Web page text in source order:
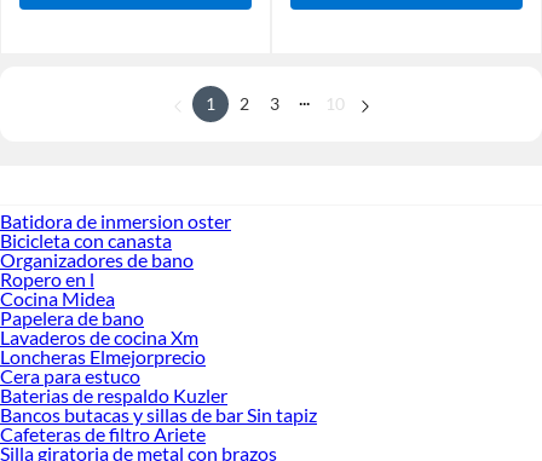
1 2 3 ... 10
Batidora de inmersion oster
Bicicleta con canasta
Organizadores de bano
Ropero en l
Cocina Midea
Papelera de bano
Lavaderos de cocina Xm
Loncheras Elmejorprecio
Cera para estuco
Baterias de respaldo Kuzler
Bancos butacas y sillas de bar Sin tapiz
Cafeteras de filtro Ariete
Silla giratoria de metal con brazos